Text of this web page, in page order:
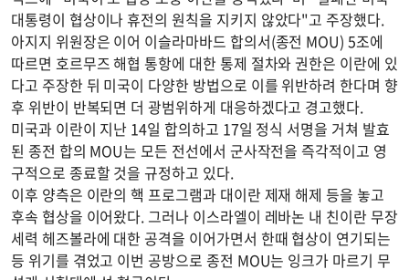
대통령이 협상이나 휴전의 원칙을 지키지 않았다"고 주장했다.
아지지 위원장은 이어 이슬라마바드 합의서(종전 MOU) 5조에
따르면 호르무즈 해협 통항에 대한 통제 절차와 권한은 이란에 있
다고 주장한 뒤 미국이 다양한 방법으로 이를 위반하려 한다며 향
후 위반이 반복되면 더 광범위하게 대응하겠다고 경고했다.
미국과 이란이 지난 14일 합의하고 17일 정식 서명을 거쳐 발효
된 종전 합의 MOU는 모든 전선에서 군사작전을 즉각적이고 영
구적으로 종료할 것을 규정하고 있다.
이후 양측은 이란의 핵 프로그램과 대이란 제재 해제 등을 놓고
후속 협상을 이어왔다. 그러나 이스라엘이 레바논 내 친이란 무장
세력 헤즈볼라에 대한 공격을 이어가면서 한때 협상이 연기되는
등 위기를 겪었고 이번 공방으로 종전 MOU는 잉크가 마르기 무